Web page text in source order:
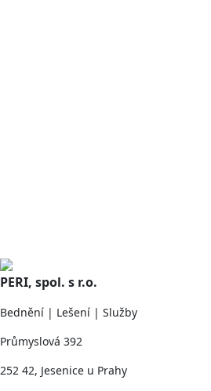
PERI, spol. s r.o.
Bednění | Lešení | Služby
Průmyslová 392
252 42, Jesenice u Prahy